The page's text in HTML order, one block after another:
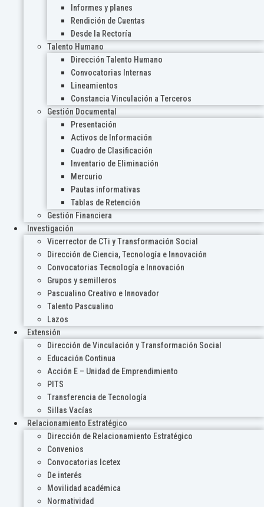
Informes y planes
Rendición de Cuentas
Desde la Rectoría
Talento Humano
Dirección Talento Humano
Convocatorias Internas
Lineamientos
Constancia Vinculación a Terceros
Gestión Documental
Presentación
Activos de Información
Cuadro de Clasificación
Inventario de Eliminación
Mercurio
Pautas informativas
Tablas de Retención
Gestión Financiera
Investigación
Vicerrector de CTi y Transformación Social
Dirección de Ciencia, Tecnología e Innovación
Convocatorias Tecnología e Innovación
Grupos y semilleros
Pascualino Creativo e Innovador
Talento Pascualino
Lazos
Extensión
Dirección de Vinculación y Transformación Social
Educación Continua
Acción E – Unidad de Emprendimiento
PITS
Transferencia de Tecnología
Sillas Vacías
Relacionamiento Estratégico
Dirección de Relacionamiento Estratégico
Convenios
Convocatorias Icetex
De interés
Movilidad académica
Normatividad